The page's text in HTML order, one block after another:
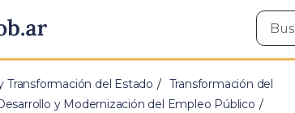
Buscar
en
Transformación del Estado
Transformación del
y Modernización del Empleo Público